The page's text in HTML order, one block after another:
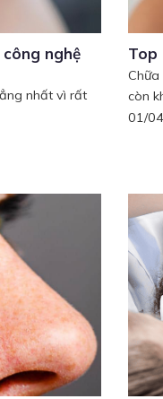
nghệ
nhất vì rất
Top
còn
01/